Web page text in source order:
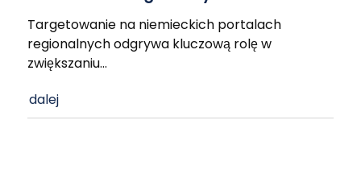
Targetowanie na niemieckich portalach
regionalnych odgrywa kluczową rolę w
zwiększaniu…
dalej